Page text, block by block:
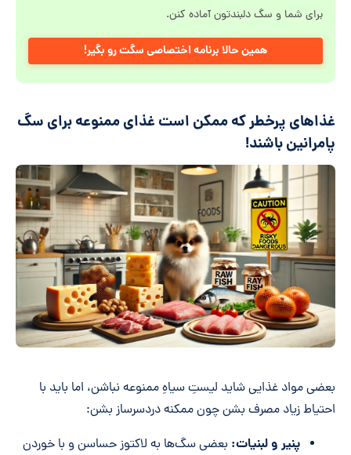
برای شما و سگ دلبندتون آماده کنن.
همین حالا برنامه اختصاصی سگت رو بگیر!
غذاهای پرخطر که ممکن است غذای ممنوعه برای سگ
پامرانین باشند!
بعضی مواد غذایی شاید لیستِ سیاهِ ممنوعه نباشن، اما باید با
احتیاط زیاد مصرف بشن چون ممکنه دردسرساز بشن:
پنیر و لبنیات: بعضی سگ‌ها به لاکتوز حساسن و با خوردن